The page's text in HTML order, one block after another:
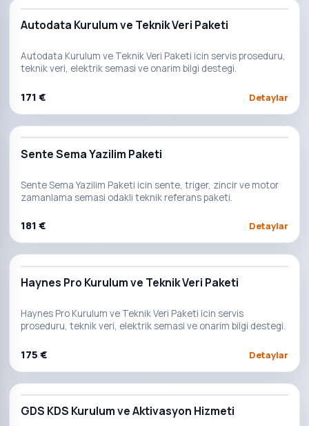
Autodata Kurulum ve Teknik Veri Paketi
Autodata Kurulum ve Teknik Veri Paketi icin servis proseduru,
teknik veri, elektrik semasi ve onarim bilgi destegi.
171 € Detaylar
Sente Sema Yazilim Paketi
Sente Sema Yazilim Paketi icin sente, triger, zincir ve motor
zamanlama semasi odakli teknik referans paketi.
181 € Detaylar
Haynes Pro Kurulum ve Teknik Veri Paketi
Haynes Pro Kurulum ve Teknik Veri Paketi icin servis
proseduru, teknik veri, elektrik semasi ve onarim bilgi destegi.
175 € Detaylar
GDS KDS Kurulum ve Aktivasyon Hizmeti